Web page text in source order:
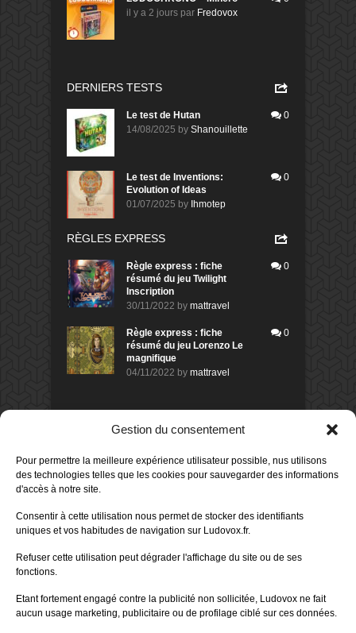
Gestion du consentement
Pour permettre la meilleure expérience utilisateur possible, nus utilisons
des technologies telles que les cookies pour sauvegarder des informations
d'accès à notre site.
Consentir à cette utilisation nous permet de stocker des identifiants
uniques et vos habitudes de navigation sur Ludovox.fr.
Refuser cette utilisation peut dégrader l'affichage du site ou de ses
fonctions.
Etant fortement engagé contre la publicité non sollicitée, Ludovox ne fait
aucun usage marketing, publicitaire ou de profilage ciblé sur ces données.
il y a 2 jours par Fredovox
DERNIERS TESTS
Le test de Hutan
14/08/2025 by Shanouillette
0
Le test de Inventions:
Evolution of Ideas
01/07/2025 by Ihmotep
0
RÈGLES EXPRESS
Règle express : fiche
résumé du jeu Twilight
Inscription
30/11/2022 by mattravel
0
Règle express : fiche
résumé du jeu Lorenzo Le
magnifique
04/11/2022 by mattravel
0
DERNIERS AVIS DES MEMBRES
Avis de morlockbob
Sur le jeu Collect!
il y a 21 heures
Avis demorlockbob
Sur le jeu Detective Box - Ciao
Publié leil y a 2 jours
80%
Sur le jeu Detective Box - Ciao
Bella